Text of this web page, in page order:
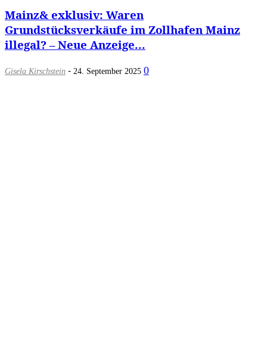
Mainz& exklusiv: Waren
Grundstücksverkäufe im Zollhafen Mainz
illegal? – Neue Anzeige...
Gisela Kirschstein - 24. September 2025 0